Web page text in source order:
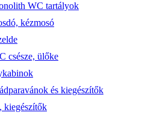
WC tartályok
kézmosó
csésze, ülőke
és kiegészítők
kiegészítők